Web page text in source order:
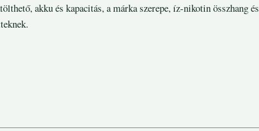
akku és kapacitás, a márka szerepe, íz-nikotin összhang és